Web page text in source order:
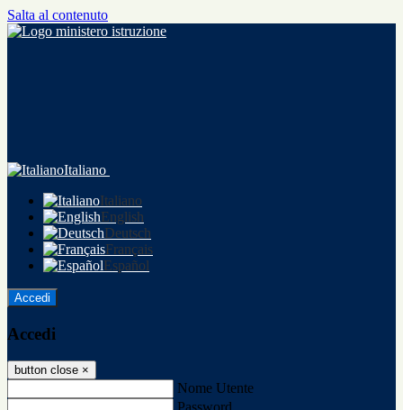
Salta al contenuto
Italiano
Italiano
English
Deutsch
Français
Español
Accedi
Accedi
button close ×
Nome Utente